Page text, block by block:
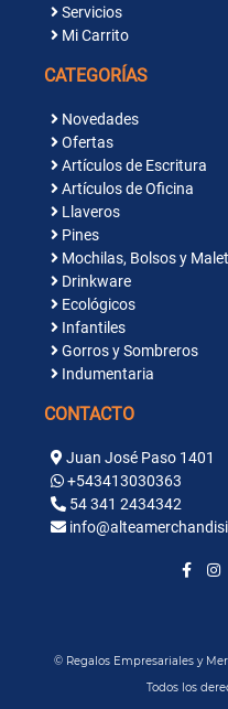
Servicios
Mi Carrito
CATEGORÍAS
Novedades
Ofertas
Artículos de Escritura
Artículos de Oficina
Llaveros
Pines
Mochilas, Bolsos y
Drinkware
Ecológicos
Infantiles
Gorros y Sombreros
Indumentaria
CONTACTO
Juan José Paso 1401
+543413030363
54 341 2434342
© Regalos Empresariales y
Todos los